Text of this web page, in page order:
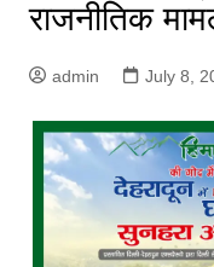
राजनीतिक
admin July 8,